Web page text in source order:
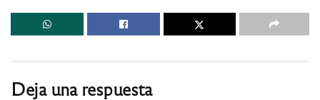
Deja una respuesta